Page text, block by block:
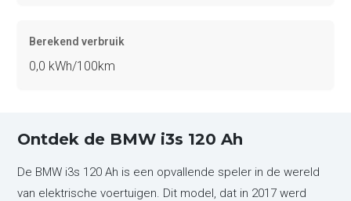
Berekend verbruik
0,0 kWh/100km
Ontdek de BMW i3s 120 Ah
De BMW i3s 120 Ah is een opvallende speler in de wereld
van elektrische voertuigen. Dit model, dat in 2017 werd